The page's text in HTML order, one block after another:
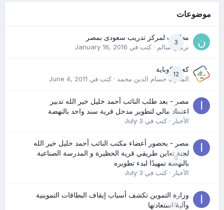
موضوعات
3
مطلوب لمركز تدريب سعودى بمصر
نرمين سالم· كتب في January 16, 2016
12
كعب كوباية
المدرب حسام الدين محمد· كتب في June 4, 2011
0
مصر - بعد طلب النائب أحمد خليل خير الله تدبير
اعتماد مالي لتطوير مدخل قرية سند واحد بالنهضة
الأخبار· كتب في July 3
0
مصر - بحضور أعضاء مكتب النائب أحمد خليل خير الله
لجنة تعاين طريقي قرية الحظيرة و المدرسة الصناعية
بالنهضة تمهيدًا لبدء تطويره
الأخبار· كتب في July 3
0
وزارة التموين تكشف أسباب إيقاف البطاقات التموينية
وآلية استعادتها